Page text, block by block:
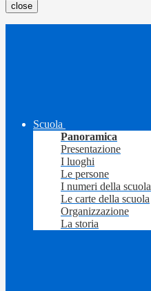
close
Scuola
Panoramica
Presentazione
I luoghi
Le persone
I numeri della scuola
Le carte della scuola
Organizzazione
La storia